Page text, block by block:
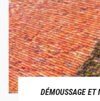
DÉMOUSSAGE ET